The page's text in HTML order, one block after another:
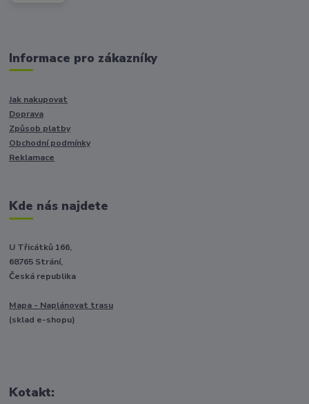
Informace pro zákazníky
Jak nakupovat
Doprava
Způsob platby
Obchodní podmínky
Reklamace
Kde nás najdete
U Třicátků 166,
68765 Strání,
Česká republika
Mapa - Naplánovat trasu
(sklad e-shopu)
Kotakt: